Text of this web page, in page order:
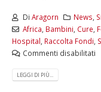
Di Aragorn News
Africa Bambini Cure
Hospital Raccolta Fondi
Commenti disabilitati
LEGGI DI PIÙ...